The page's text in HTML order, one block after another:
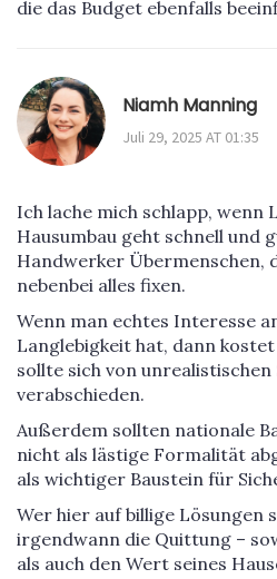
die das Budget ebenfalls
Niamh Manning
Juli 29, 2025 AT 01:35
Ich lache mich schlapp, wenn
Hausumbau geht schnell und
Handwerker Übermenschen,
nebenbei alles fixen.
Wenn man echtes Interesse
Langlebigkeit hat, dann
sollte sich von
verabschieden.
Außerdem sollten nationale
nicht als lästige Formalität
als wichtiger Baustein für
Wer hier auf billige Lösungen
irgendwann die Quittung –
als auch den Wert seines